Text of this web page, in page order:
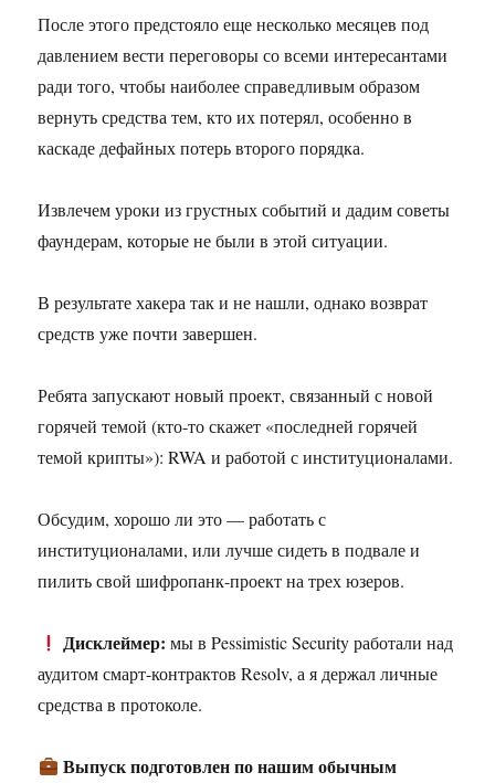
После этого предстояло еще несколько месяцев под
давлением вести переговоры со всеми интересантами
ради того, чтобы наиболее справедливым образом
вернуть средства тем, кто их потерял, особенно в
каскаде дефайных потерь второго порядка.
Извлечем уроки из грустных событий и дадим советы
фаундерам, которые не были в этой ситуации.
В результате хакера так и не нашли, однако возврат
средств уже почти завершен.
Ребята запускают новый проект, связанный с новой
горячей темой (кто-то скажет «последней горячей
темой крипты»): RWA и работой с институционалами.
Обсудим, хорошо ли это — работать с
институционалами, или лучше сидеть в подвале и
пилить свой шифропанк-проект на трех юзеров.
Дисклеймер: мы в Pessimistic Security работали над
аудитом смарт-контрактов Resolv, а я держал личные
средства в протоколе.
Выпуск подготовлен по нашим обычным